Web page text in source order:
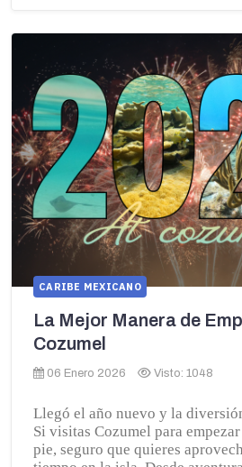
CARIBE MEXICANO
La Mejor Manera de
Cozumel
06 Enero 2026 Visto: 1048
Llegó el año nuevo y la
Si visitas Cozumel para
pie, seguro que quieres